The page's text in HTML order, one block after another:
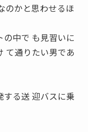
のかと思わせるほ
中で も見習いに
て通りたい男であ
る送 迎バスに乗